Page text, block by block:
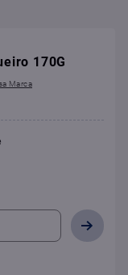
170G